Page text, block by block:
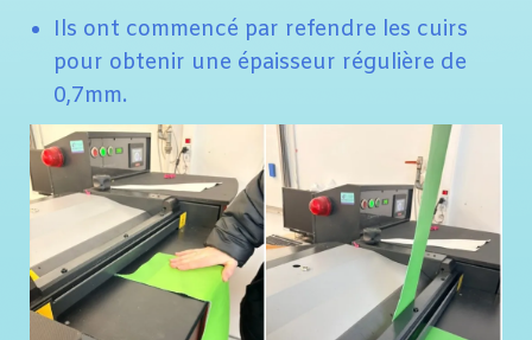
Ils ont commencé par refendre les cuirs
pour obtenir une épaisseur régulière de
0,7mm.